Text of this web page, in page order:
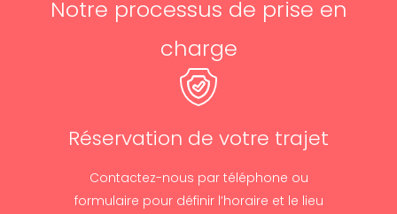
Notre processus de prise en
charge
Réservation de votre trajet
Contactez-nous par téléphone ou
formulaire pour définir l’horaire et le lieu